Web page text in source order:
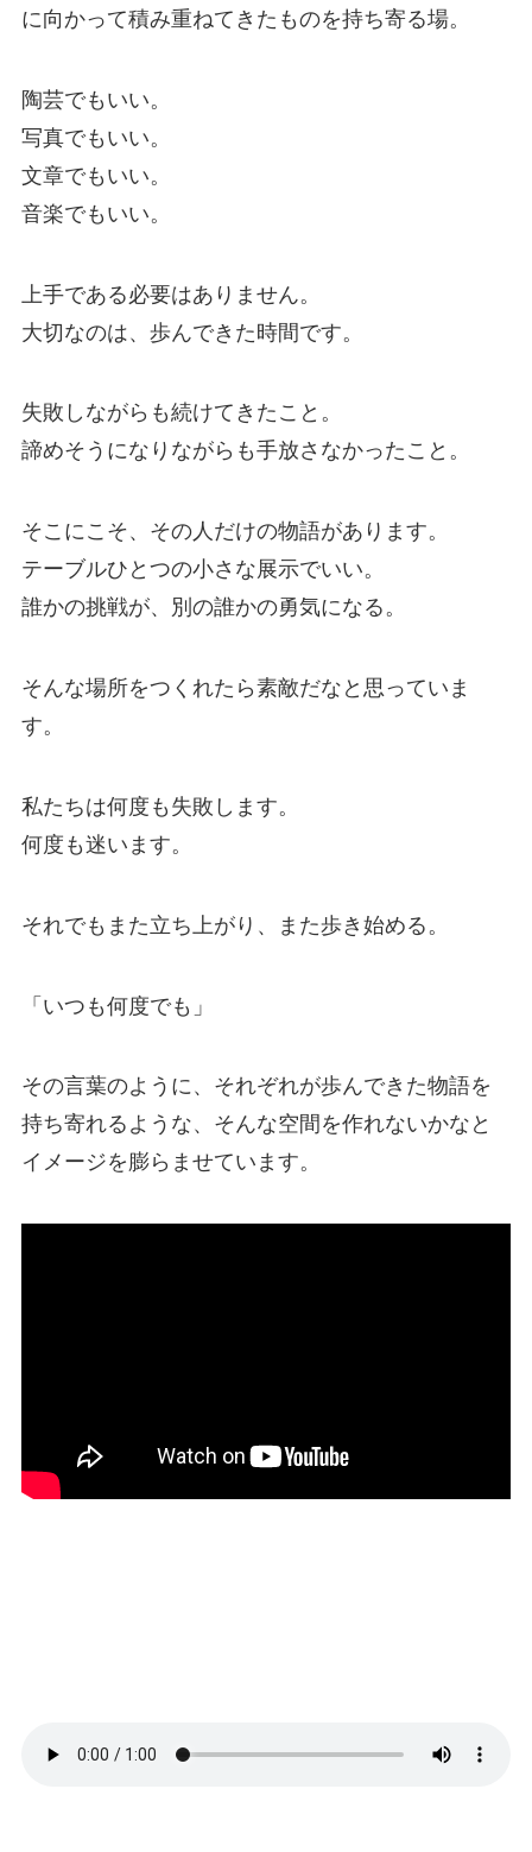
に向かって積み重ねてきたものを持ち寄る場。
陶芸でもいい。
写真でもいい。
文章でもいい。
音楽でもいい。
上手である必要はありません。
大切なのは、歩んできた時間です。
失敗しながらも続けてきたこと。
諦めそうになりながらも手放さなかったこと。
そこにこそ、その人だけの物語があります。
テーブルひとつの小さな展示でいい。
誰かの挑戦が、別の誰かの勇気になる。
そんな場所をつくれたら素敵だなと思っていま
す。
私たちは何度も失敗します。
何度も迷います。
それでもまた立ち上がり、また歩き始める。
「いつも何度でも」
その言葉のように、それぞれが歩んできた物語を
持ち寄れるような、そんな空間を作れないかなと
イメージを膨らませています。